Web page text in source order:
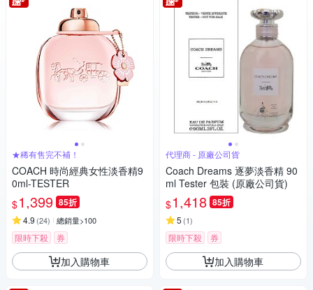
★稀有售完不補！
COACH 時尚經典女性淡香精9
0ml-TESTER
$1,399 85折
4.9 (24) 總銷量>100
限時下殺 券
加入購物車
代理商 - 原廠公司貨
Coach Dreams 逐夢淡香精 90
ml Tester 包裝 (原廠公司貨)
$1,418 85折
5 (1)
限時下殺 券
加入購物車